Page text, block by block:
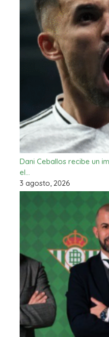
Dani Ceballos recibe un
el…
3 agosto, 2026